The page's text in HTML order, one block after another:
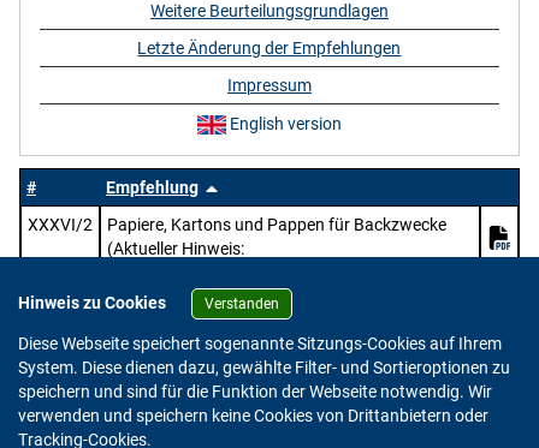
#
Empfehlung
XXXVI/2
Papiere, Kartons und Pappen für Backzwecke
(Aktueller Hinweis:
-konsultation-pruefung-des-entwurfs-zur-
ueberarbeitung-der-bfr-empfehlungen-zu-papier-
karton-und-pappe-im-lebensmittelkontakt/)
Weitere Beurteilungsgrundlagen
Letzte Änderung der Empfehlungen
Impressum
English version
Hinweis zu Cookies Verstanden
Diese Webseite speichert sogenannte Sitzungs-Cookies auf Ihrem
System. Diese dienen dazu, gewählte Filter- und Sortieroptionen zu
speichern und sind für die Funktion der Webseite notwendig. Wir
verwenden und speichern keine Cookies von Drittanbietern oder
Tracking-Cookies.